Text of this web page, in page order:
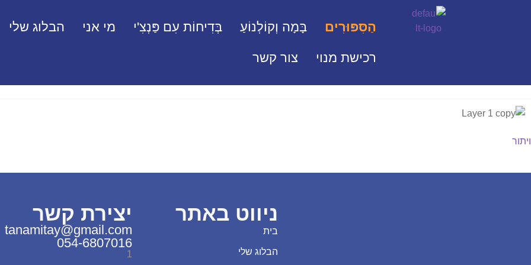
הַסִּפּוּרִים בָּמָה וְקוֹלְנוֹעַ בְּדִיחוֹת עִם פַּנְצִ'י מי אני הבלוג שלי
רכישת מנוי צור קשר
ויתור
ניווט באתר
בית
הבלוג שלי
יצירת קשר
tanamitay@gmail.com
054-6807016
1